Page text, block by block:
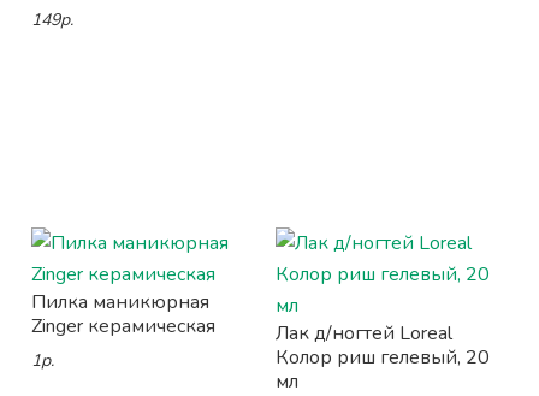
149р.
Пилка маникюрная
Zinger керамическая
1р.
Лак д/ногтей Loreal
Колор риш гелевый, 20
мл